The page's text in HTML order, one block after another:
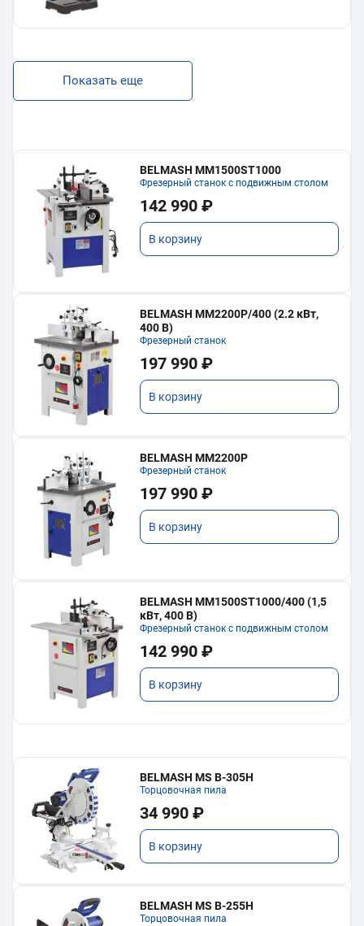
Показать еще
BELMASH MM1500ST1000
Фрезерный станок с подвижным столом
142 990 ₽
В корзину
BELMASH MM2200P/400 (2.2 кВт,
400 В)
Фрезерный станок
197 990 ₽
В корзину
BELMASH MM2200P
Фрезерный станок
197 990 ₽
В корзину
BELMASH MM1500ST1000/400 (1,5
кВт, 400 В)
Фрезерный станок с подвижным столом
142 990 ₽
В корзину
BELMASH MS B-305H
Торцовочная пила
34 990 ₽
В корзину
BELMASH MS B-255H
Торцовочная пила